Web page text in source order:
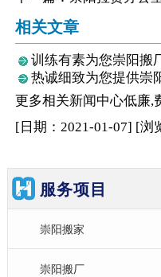
相关文章
训练有素为您崇阳搬
热诚细致为您提供崇
更多相关新闻中心低廉,
[日期：2021-01-07] [浏
服务项目
崇阳搬家
崇阳搬厂